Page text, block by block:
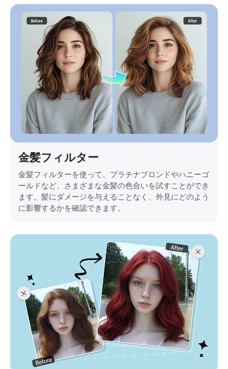
金髪フィルター
金髪フィルターを使って、プラチナブロンドやハニーゴ
ールドなど、さまざまな金髪の色合いを試すことができ
ます。髪にダメージを与えることなく、外見にどのよう
に影響するかを確認できます。